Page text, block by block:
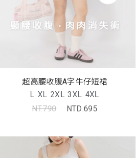
超高腰收腹A字牛仔短裙
L XL 2XL 3XL 4XL
NT.790
NTD.695